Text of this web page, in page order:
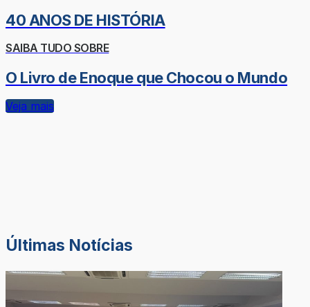
40 ANOS DE HISTÓRIA
SAIBA TUDO SOBRE
O Livro de Enoque que Chocou o Mundo
Veja mais
Últimas Notícias